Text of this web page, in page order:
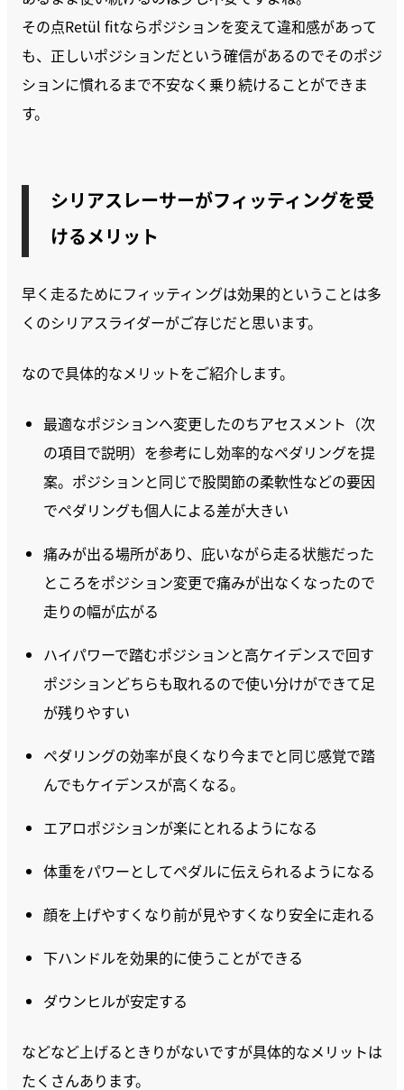
その点Retül fitならポジションを変えて違和感があって
も、正しいポジションだという確信があるのでそのポジ
ションに慣れるまで不安なく乗り続けることができま
す。
シリアスレーサーがフィッティングを受
けるメリット
早く走るためにフィッティングは効果的ということは多
くのシリアスライダーがご存じだと思います。
なので具体的なメリットをご紹介します。
最適なポジションへ変更したのちアセスメント（次
の項目で説明）を参考にし効率的なペダリングを提
案。ポジションと同じで股関節の柔軟性などの要因
でペダリングも個人による差が大きい
痛みが出る場所があり、庇いながら走る状態だった
ところをポジション変更で痛みが出なくなったので
走りの幅が広がる
ハイパワーで踏むポジションと高ケイデンスで回す
ポジションどちらも取れるので使い分けができて足
が残りやすい
ペダリングの効率が良くなり今までと同じ感覚で踏
んでもケイデンスが高くなる。
エアロポジションが楽にとれるようになる
体重をパワーとしてペダルに伝えられるようになる
顔を上げやすくなり前が見やすくなり安全に走れる
下ハンドルを効果的に使うことができる
ダウンヒルが安定する
などなど上げるときりがないですが具体的なメリットは
たくさんあります。